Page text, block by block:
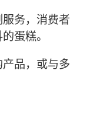
务，消费者
蛋糕。
品，或与多